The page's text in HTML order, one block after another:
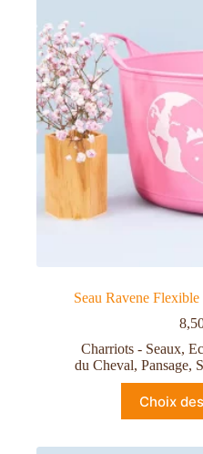
Seau Ravene
Charriots - Seaux,
du Cheval,Pansage,
Choix